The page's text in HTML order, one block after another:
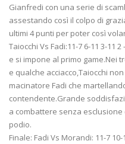
Gianfredi con una serie di
assestando così il colpo di
ultimi 4 punti per poter così
Taiocchi Vs Fadi:11-7 6-11 3-11
e si impone al primo game.Nei
e qualche acciacco,Taiocchi
macinatore Fadi che
contendente.Grande
a combattere senza
podio.
Finale: Fadi Vs Morandi: 11-7 10-